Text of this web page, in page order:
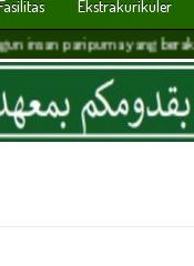
Ekstrakurikuler
paripurna yang berakhlakul